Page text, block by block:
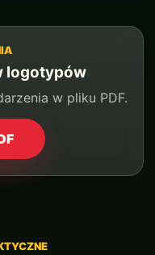
logotypów
w pliku PDF.